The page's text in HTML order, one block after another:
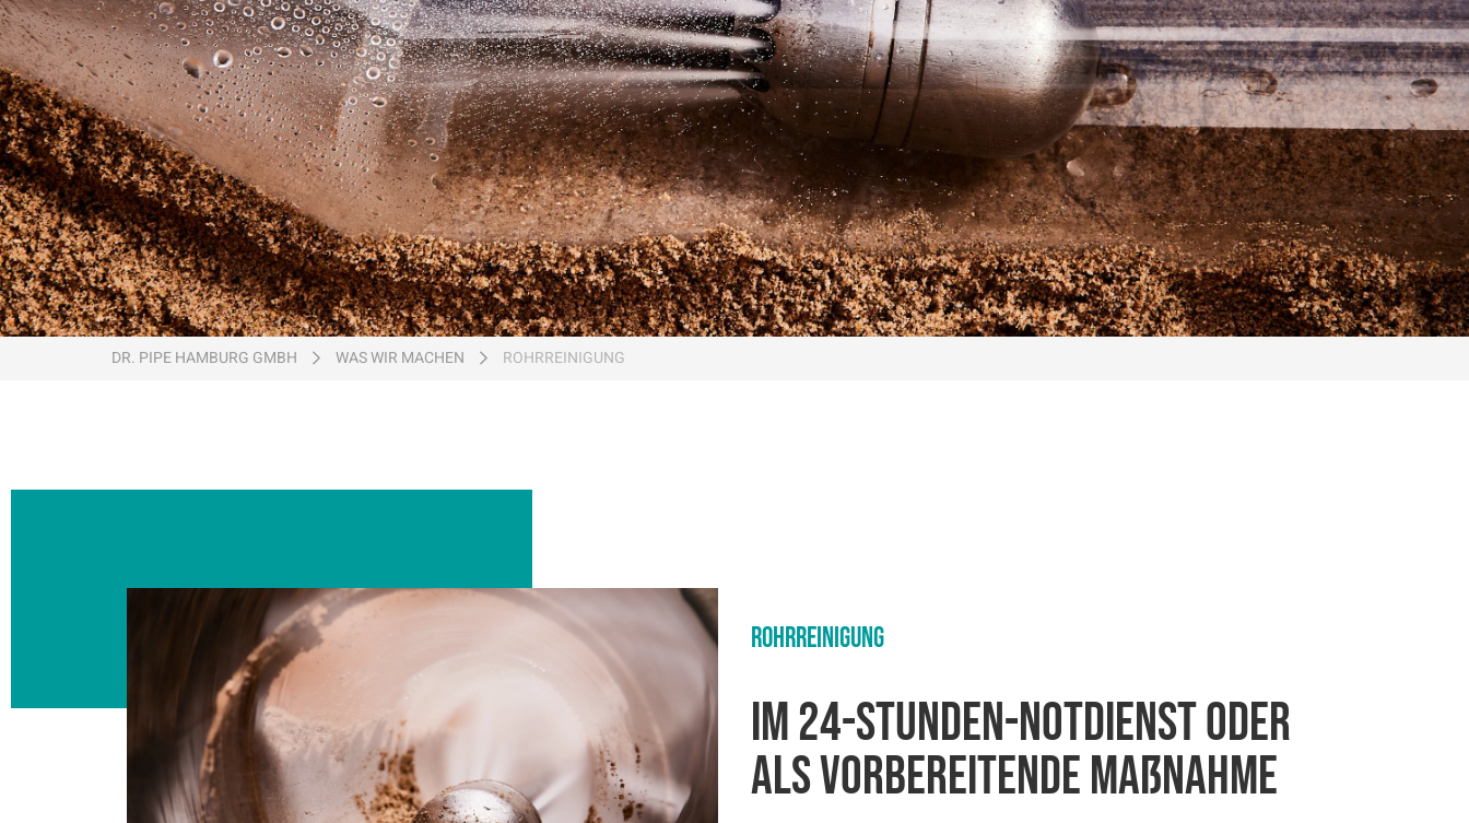
Ein Unternehmen der Telefon: 040 71 00 66 00
DR. PIPE HAMBURG GMBH WAS WIR MACHEN ROHRREINIGUNG
Rohrreinigung
im 24-Stunden-Notdienst oder
als vorbereitende Maßnahme